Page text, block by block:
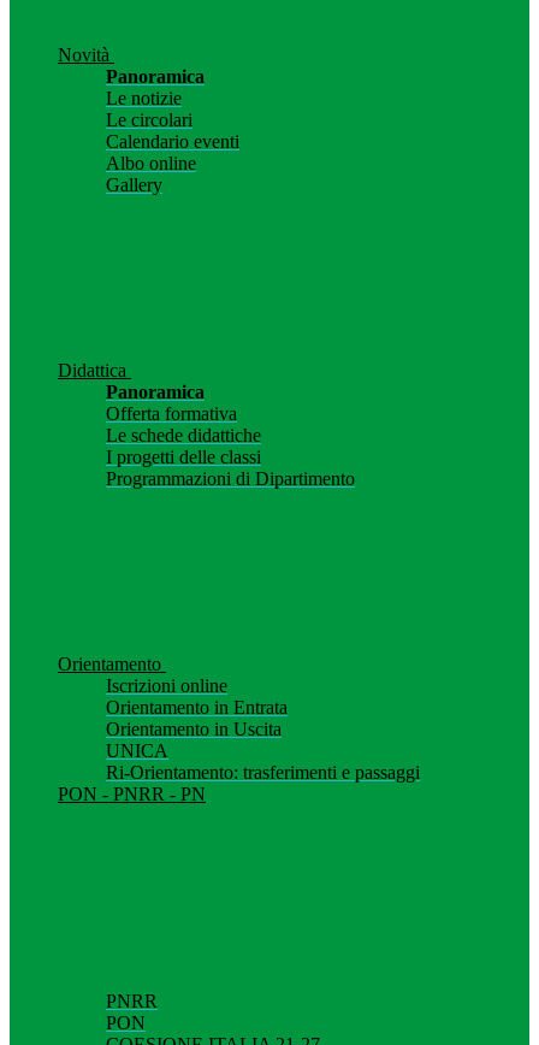
Novità
Panoramica
Le notizie
Le circolari
Calendario eventi
Albo online
Gallery
Didattica
Panoramica
Offerta formativa
Le schede didattiche
I progetti delle classi
Programmazioni di Dipartimento
Orientamento
Iscrizioni online
Orientamento in Entrata
Orientamento in Uscita
UNICA
Ri-Orientamento: trasferimenti e passaggi
PON - PNRR - PN
PNRR
PON